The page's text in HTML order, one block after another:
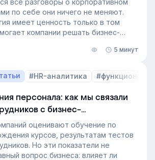
все разговоры о корпоративном
по себе они ничего не меняют.
имеет ценность только в том
компании решать бизнес-
интересует уже не выбор
на компанию и можно ли этот
Такой взгляд меняет подходы к
требования к HR и L&D, а
выбора LMS.
почему это происходит и
повлияют на корпоративное
годы. Материал подготовлен
коммерческого директора
для подкаста HR4People.
5 минут
#HR-аналитика #функционал
персонала: как мы связали
с бизнес-
оценивают обучение по
курсов, результатам тестов
Но эти показатели не
вопрос бизнеса: влияет ли